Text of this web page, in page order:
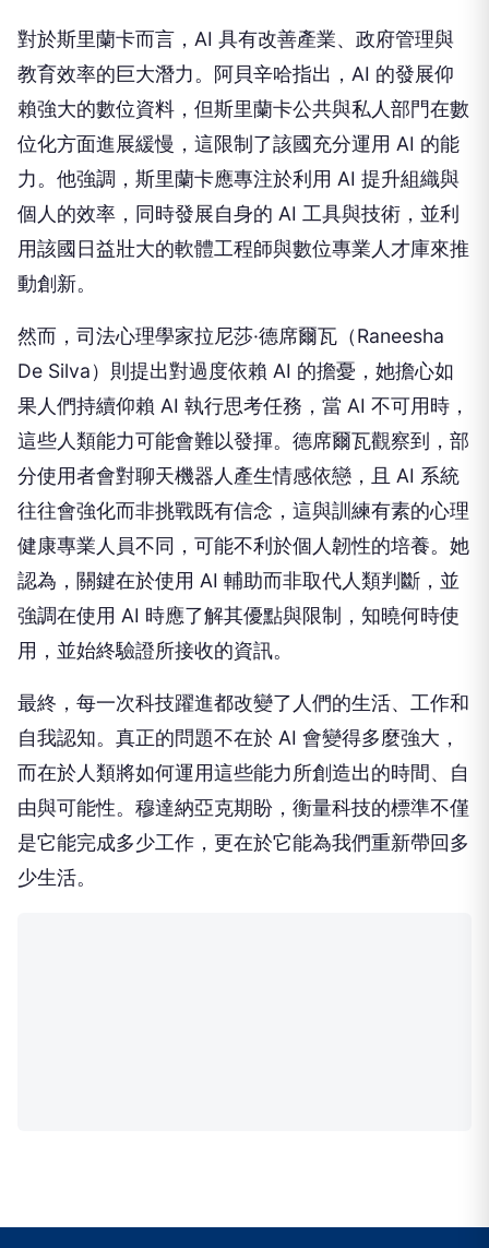
對於斯里蘭卡而言，AI 具有改善產業、政府管理與
教育效率的巨大潛力。阿貝辛哈指出，AI 的發展仰
賴強大的數位資料，但斯里蘭卡公共與私人部門在數
位化方面進展緩慢，這限制了該國充分運用 AI 的能
力。他強調，斯里蘭卡應專注於利用 AI 提升組織與
個人的效率，同時發展自身的 AI 工具與技術，並利
用該國日益壯大的軟體工程師與數位專業人才庫來推
動創新。
然而，司法心理學家拉尼莎·德席爾瓦（Raneesha
De Silva）則提出對過度依賴 AI 的擔憂，她擔心如
果人們持續仰賴 AI 執行思考任務，當 AI 不可用時，
這些人類能力可能會難以發揮。德席爾瓦觀察到，部
分使用者會對聊天機器人產生情感依戀，且 AI 系統
往往會強化而非挑戰既有信念，這與訓練有素的心理
健康專業人員不同，可能不利於個人韌性的培養。她
認為，關鍵在於使用 AI 輔助而非取代人類判斷，並
強調在使用 AI 時應了解其優點與限制，知曉何時使
用，並始終驗證所接收的資訊。
最終，每一次科技躍進都改變了人們的生活、工作和
自我認知。真正的問題不在於 AI 會變得多麼強大，
而在於人類將如何運用這些能力所創造出的時間、自
由與可能性。穆達納亞克期盼，衡量科技的標準不僅
是它能完成多少工作，更在於它能為我們重新帶回多
少生活。